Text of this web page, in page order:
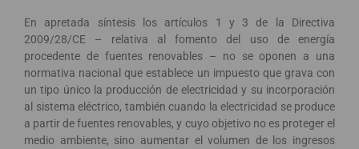
En apretada síntesis los artículos 1 y 3 de la Directiva
2009/28/CE – relativa al fomento del uso de energía
procedente de fuentes renovables – no se oponen a una
normativa nacional que establece un impuesto que grava con
un tipo único la producción de electricidad y su incorporación
al sistema eléctrico, también cuando la electricidad se produce
a partir de fuentes renovables, y cuyo objetivo no es proteger el
medio ambiente, sino aumentar el volumen de los ingresos